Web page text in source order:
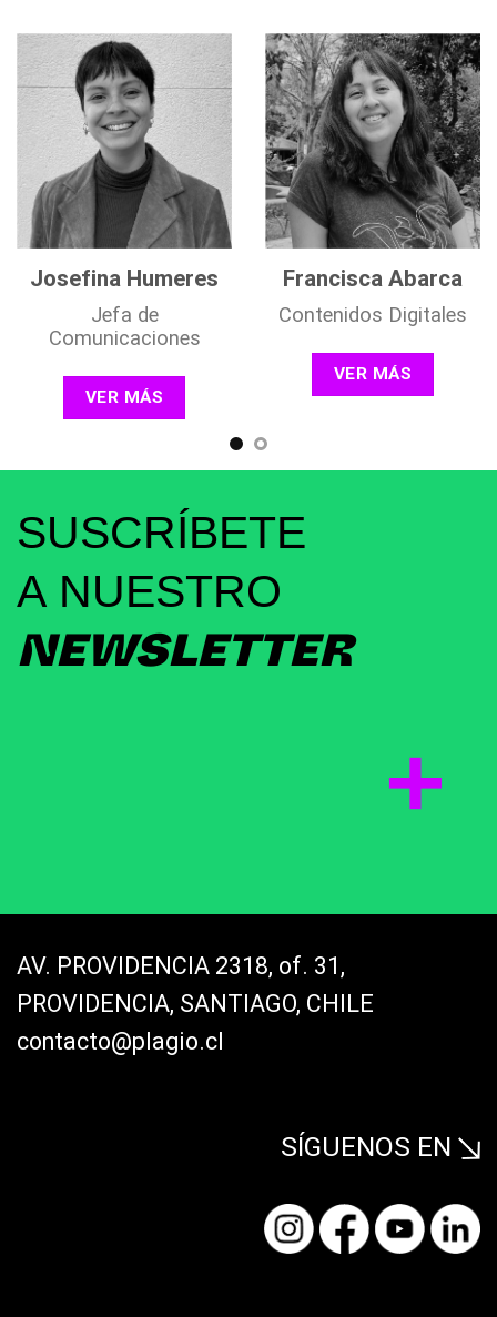
Josefina Humeres
Jefa de
Comunicaciones
VER MÁS
Francisca Abarca
Contenidos Digitales
VER MÁS
SUSCRÍBETE
A NUESTRO
NEWSLETTER
AV. PROVIDENCIA 2318, of. 31,
PROVIDENCIA, SANTIAGO, CHILE
contacto@plagio.cl
SÍGUENOS EN